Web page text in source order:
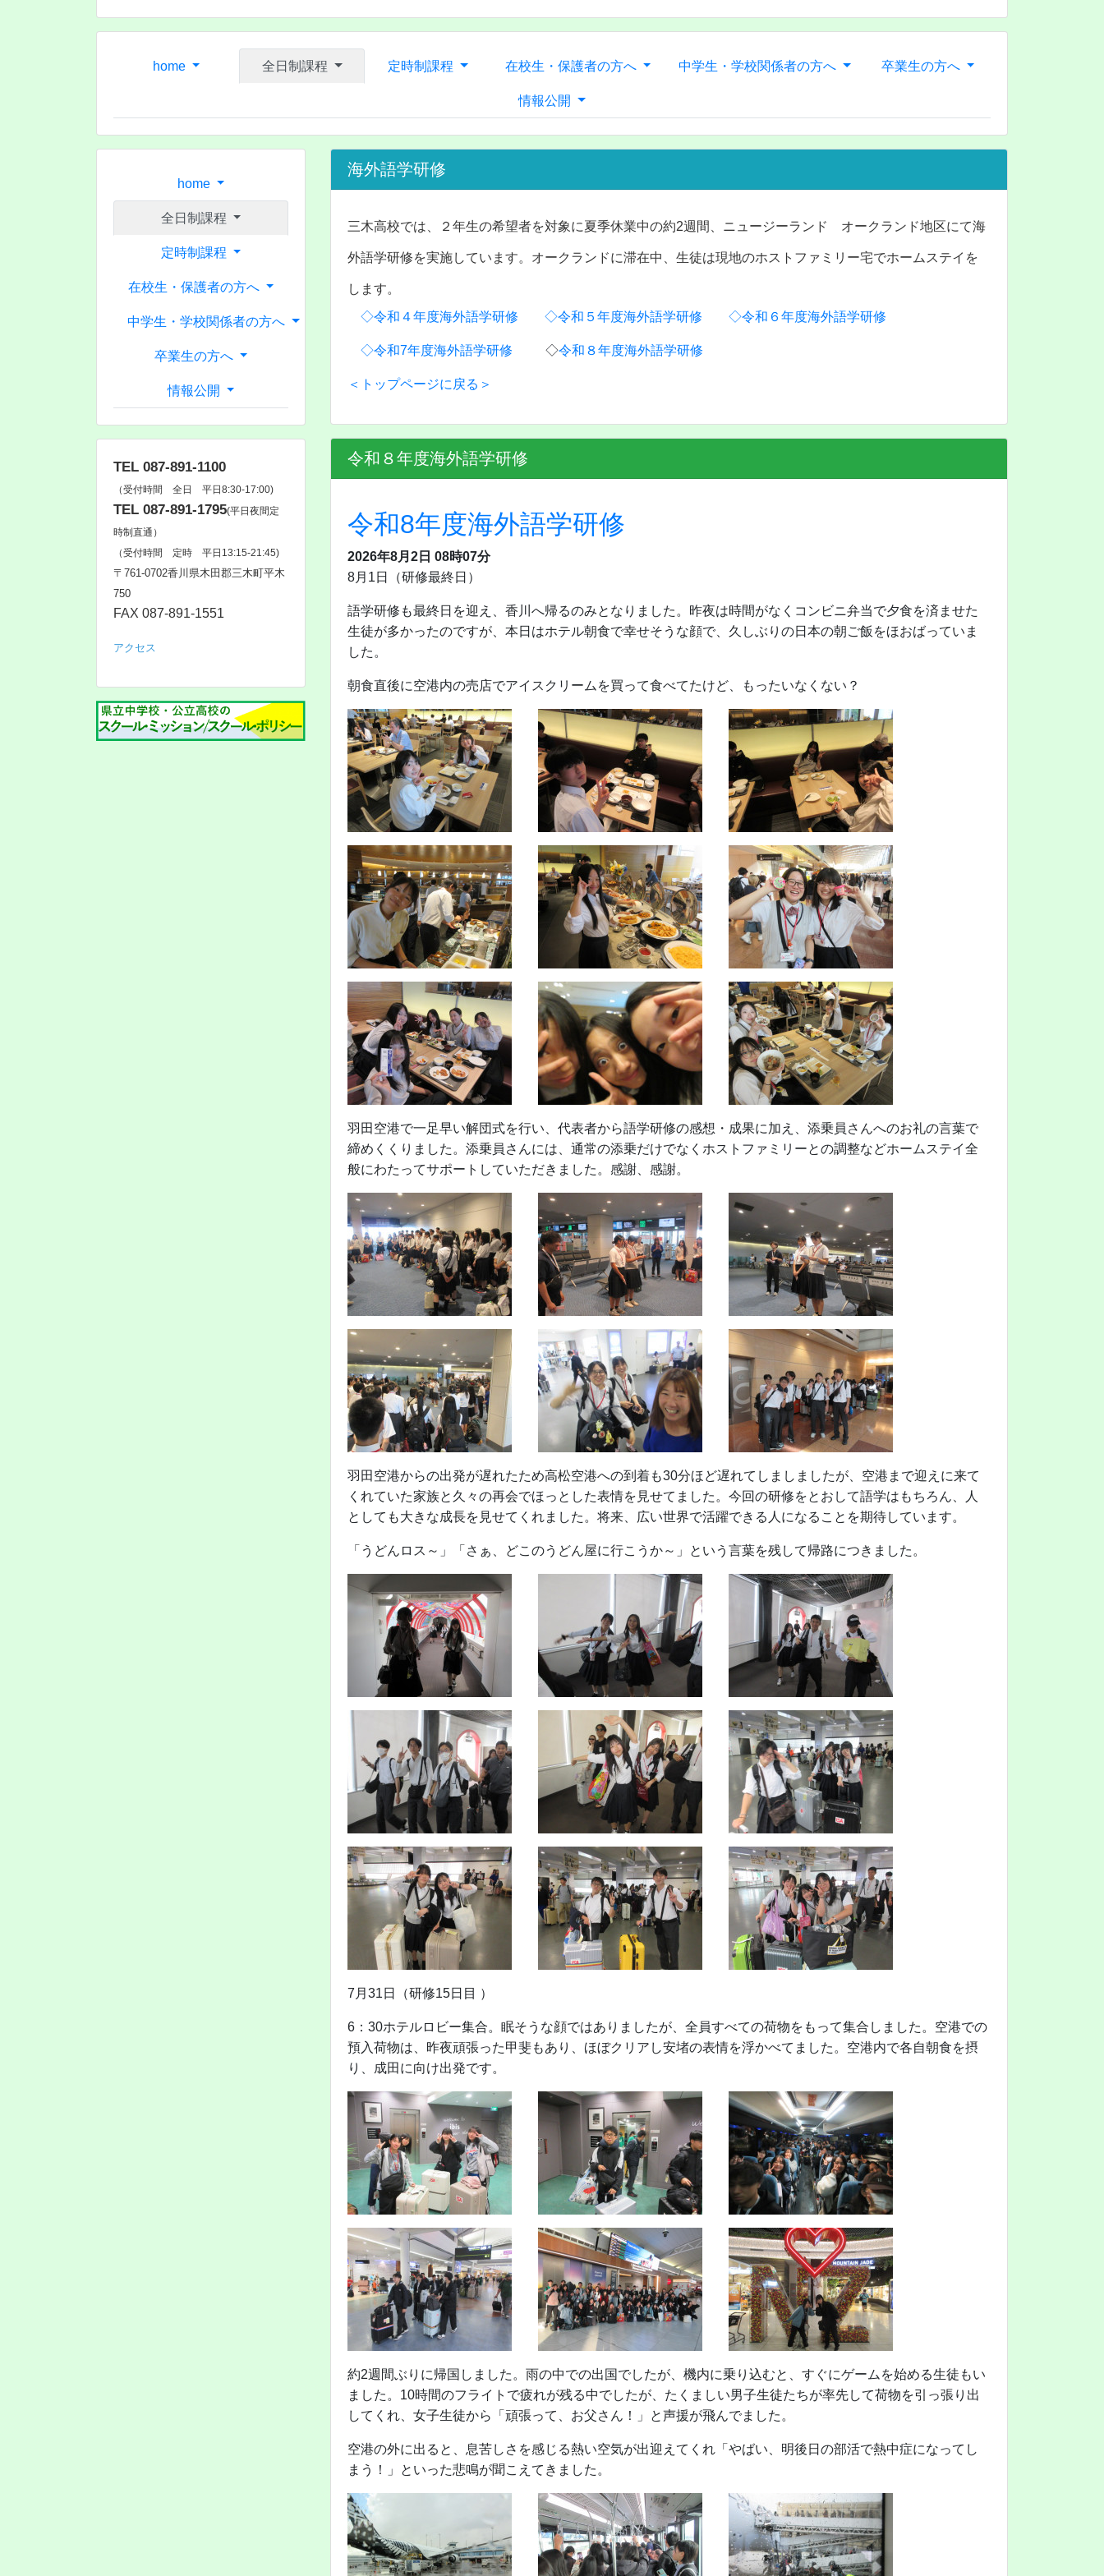
home 全日制課程 定時制課程 在校生・保護者の方へ 中学生・学校関係者の方へ 卒業生の方へ
情報公開
home
全日制課程
定時制課程
在校生・保護者の方へ
中学生・学校関係者の方へ
卒業生の方へ
情報公開
TEL 087-891-1100
（受付時間 全日 平日8:30-17:00)
TEL 087-891-1795(平日夜間定
時制直通）
（受付時間 定時 平日13:15-21:45)
〒761‐0702香川県木田郡三木町平木
750
FAX 087-891-1551
アクセス
海外語学研修
三木高校では、２年生の希望者を対象に夏季休業中の約2週間、ニュージーランド オークランド地区にて海
外語学研修を実施しています。オークランドに滞在中、生徒は現地のホストファミリー宅でホームステイを
します。
◇令和４年度海外語学研修
◇令和５年度海外語学研修 ◇令和６年度海外語学研修
◇令和7年度海外語学研修 ◇令和８年度海外語学研修
＜トップページに戻る＞
令和８年度海外語学研修
令和8年度海外語学研修
2026年8月2日 08時07分
8月1日（研修最終日）
語学研修も最終日を迎え、香川へ帰るのみとなりました。昨夜は時間がなくコンビニ弁当で夕食を済ませた
生徒が多かったのですが、本日はホテル朝食で幸せそうな顔で、久しぶりの日本の朝ご飯をほおばっていま
した。
朝食直後に空港内の売店でアイスクリームを買って食べてたけど、もったいなくない？
羽田空港で一足早い解団式を行い、代表者から語学研修の感想・成果に加え、添乗員さんへのお礼の言葉で
締めくくりました。添乗員さんには、通常の添乗だけでなくホストファミリーとの調整などホームステイ全
般にわたってサポートしていただきました。感謝、感謝。
羽田空港からの出発が遅れたため高松空港への到着も30分ほど遅れてしましましたが、空港まで迎えに来て
くれていた家族と久々の再会でほっとした表情を見せてました。今回の研修をとおして語学はもちろん、人
としても大きな成長を見せてくれました。将来、広い世界で活躍できる人になることを期待しています。
「うどんロス～」「さぁ、どこのうどん屋に行こうか～」という言葉を残して帰路につきました。
7月31日（研修15日目 ）
6：30ホテルロビー集合。眠そうな顔ではありましたが、全員すべての荷物をもって集合しました。空港での
預入荷物は、昨夜頑張った甲斐もあり、ほぼクリアし安堵の表情を浮かべてました。空港内で各自朝食を摂
り、成田に向け出発です。
約2週間ぶりに帰国しました。雨の中での出国でしたが、機内に乗り込むと、すぐにゲームを始める生徒もい
ました。10時間のフライトで疲れが残る中でしたが、たくましい男子生徒たちが率先して荷物を引っ張り出
してくれ、女子生徒から「頑張って、お父さん！」と声援が飛んでました。
空港の外に出ると、息苦しさを感じる熱い空気が出迎えてくれ「やばい、明後日の部活で熱中症になってし
まう！」といった悲鳴が聞こえてきました。